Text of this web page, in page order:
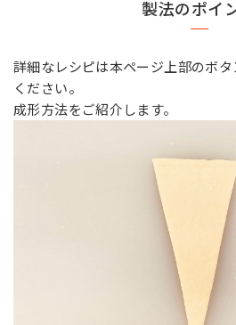
製法のポイ
詳細なレシピは本ページ上部のボ
ください。
成形方法をご紹介します。